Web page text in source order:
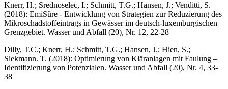
Knerr, H.; Srednoselec, I.; Schmitt, T.G.; Hansen, J.; Venditti, S.
(2018): EmiSûre - Entwicklung von Strategien zur Reduzierung des
Mikroschadstoffeintrags in Gewässer im deutsch-luxemburgischen
Grenzgebiet. Wasser und Abfall (20), Nr. 12, 22-28
Dilly, T.C.; Knerr, H.; Schmitt, T.G.; Hansen, J.; Hien, S.;
Siekmann. T. (2018): Optimierung von Kläranlagen mit Faulung –
Identifizierung von Potenzialen. Wasser und Abfall (20), Nr. 4, 33-
38